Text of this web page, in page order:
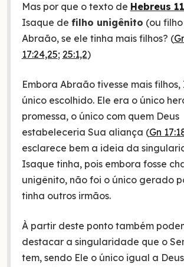
Mas por que o texto de Hebreus
Isaque de filho unigênito (ou
Abraão, se ele tinha mais filhos? (
17:24,25; 25:1,2)
Embora Abraão tivesse mais
único escolhido. Ele era o único
promessa, o único com quem Deus
estabeleceria Sua aliança (Gn
esclarece bem a ideia da
Isaque tinha, pois embora fosse
unigênito, não foi o único gerado
tinha outros irmãos.
À partir deste ponto também
destacar a singularidade que o
tem, sendo Ele o único igual a